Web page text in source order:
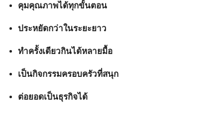
คุมคุณภาพได้ทุกขั้นตอน
ประหยัดกว่าในระยะยาว
ทำครั้งเดียวกินได้หลายมื้อ
เป็นกิจกรรมครอบครัวที่สนุก
ต่อยอดเป็นธุรกิจได้